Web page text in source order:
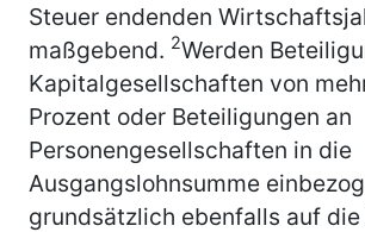
Steuer endenden
maßgebend. 2Werden
Kapitalgesellschaften von
Prozent oder Beteiligungen an
Personengesellschaften in die
Ausgangslohnsumme
grundsätzlich ebenfalls auf